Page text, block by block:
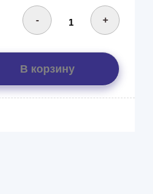
- +
В корзину